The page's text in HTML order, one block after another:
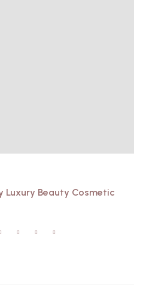
Luxury Beauty Cosmetic